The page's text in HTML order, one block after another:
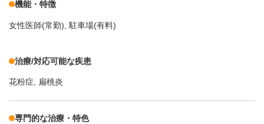
機能・特徴
女性医師(常勤) 駐車場(有料)
治療/対応可能な疾患
花粉症 扁桃炎
専門的な治療・特色